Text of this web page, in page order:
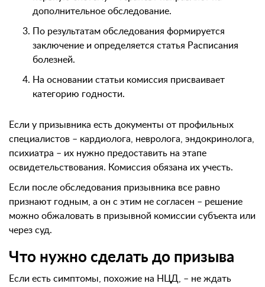
дополнительное обследование.
По результатам обследования формируется
заключение и определяется статья Расписания
болезней.
На основании статьи комиссия присваивает
категорию годности.
Если у призывника есть документы от профильных
специалистов – кардиолога, невролога, эндокринолога,
психиатра – их нужно предоставить на этапе
освидетельствования. Комиссия обязана их учесть.
Если после обследования призывника все равно
признают годным, а он с этим не согласен – решение
можно обжаловать в призывной комиссии субъекта или
через суд.
Что нужно сделать до призыва
Если есть симптомы, похожие на НЦД, – не ждать